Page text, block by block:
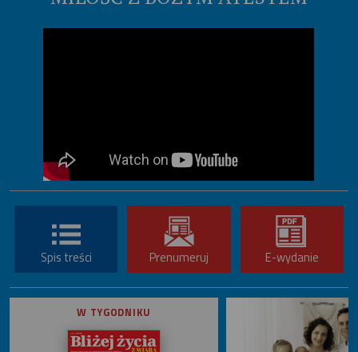
Spis treści Prenumeruj E-wydanie
W TYGODNIKU